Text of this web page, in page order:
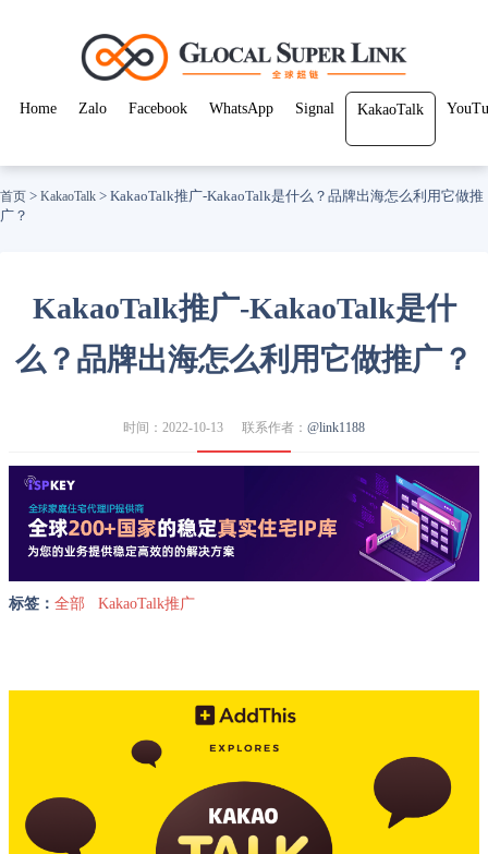
Home Zalo Facebook WhatsApp Signal KakaoTalk
首页 > KakaoTalk > KakaoTalk推广-KakaoTalk是什么？品牌出海怎么利用它做推
广？
KakaoTalk推广-KakaoTalk是什
么？品牌出海怎么利用它做推广？
时间：2022-10-13 联系作者： @link1188
标签： 全部 KakaoTalk推广